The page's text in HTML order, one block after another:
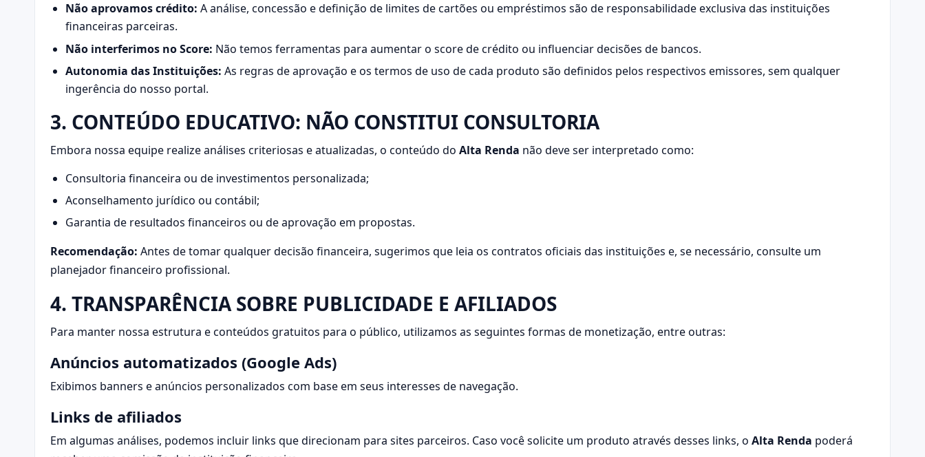
Não aprovamos crédito: A análise, concessão e definição de limites de cartões ou empréstimos são de responsabilidade exclusiva das instituições
financeiras parceiras.
Não interferimos no Score: Não temos ferramentas para aumentar o score de crédito ou influenciar decisões de bancos.
Autonomia das Instituições: As regras de aprovação e os termos de uso de cada produto são definidos pelos respectivos emissores, sem qualquer
ingerência do nosso portal.
3. CONTEÚDO EDUCATIVO: NÃO CONSTITUI CONSULTORIA
Embora nossa equipe realize análises criteriosas e atualizadas, o conteúdo do Alta Renda não deve ser interpretado como:
Consultoria financeira ou de investimentos personalizada;
Aconselhamento jurídico ou contábil;
Garantia de resultados financeiros ou de aprovação em propostas.
Recomendação: Antes de tomar qualquer decisão financeira, sugerimos que leia os contratos oficiais das instituições e, se necessário, consulte um
planejador financeiro profissional.
4. TRANSPARÊNCIA SOBRE PUBLICIDADE E AFILIADOS
Para manter nossa estrutura e conteúdos gratuitos para o público, utilizamos as seguintes formas de monetização, entre outras:
Anúncios automatizados (Google Ads)
Exibimos banners e anúncios personalizados com base em seus interesses de navegação.
Links de afiliados
Em algumas análises, podemos incluir links que direcionam para sites parceiros. Caso você solicite um produto através desses links, o Alta Renda poderá